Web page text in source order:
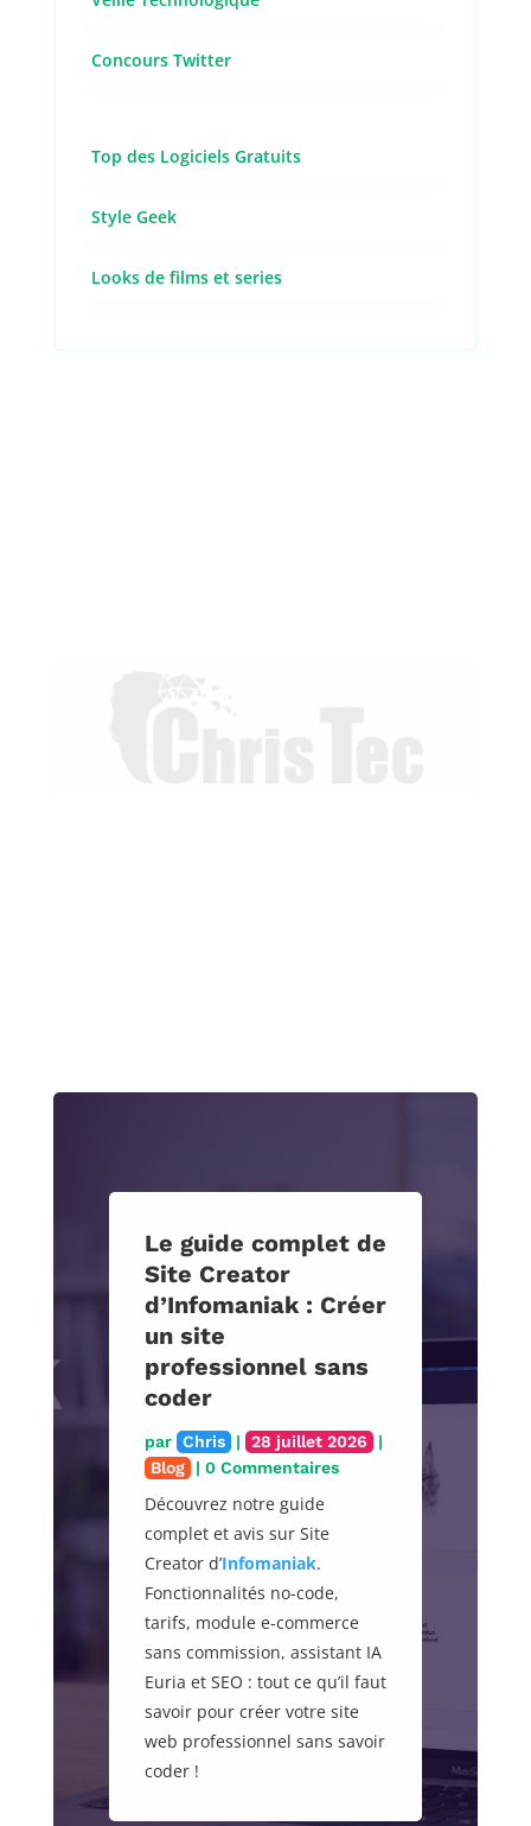
Concours Twitter
Top des Logiciels Gratuits
Style Geek
Looks de films et series
Le guide complet de
Site Creator
d’Infomaniak : Créer
un site
professionnel sans
coder
par Chris | 28 juillet 2026 |
Blog | 0 Commentaires
Découvrez notre guide
complet et avis sur Site
Creator d’Infomaniak.
Fonctionnalités no-code,
tarifs, module e-commerce
sans commission, assistant IA
Euria et SEO : tout ce qu’il faut
savoir pour créer votre site
web professionnel sans savoir
coder !